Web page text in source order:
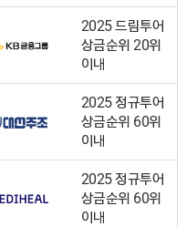
2025 드림투어
상금순위 20위
이내
2025 정규투어
상금순위 60위
이내
2025 정규투어
상금순위 60위
이내